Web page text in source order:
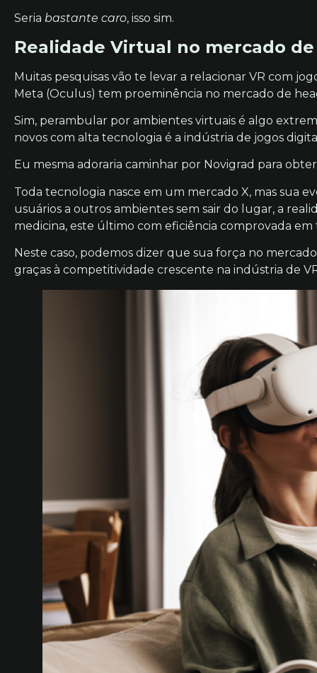
Seria bastante caro, isso sim.
Realidade Virtual no mercado
Muitas pesquisas vão te levar a relacionar VR com
Meta (Oculus) tem proeminência no mercado de
Sim, perambular por ambientes virtuais é algo
novos com alta tecnologia é a indústria de jogos
Eu mesma adoraria caminhar por Novigrad para
Toda tecnologia nasce em um mercado X, mas sua
usuários a outros ambientes sem sair do lugar, a
medicina, este último com eficiência comprovada
Neste caso, podemos dizer que sua força no
graças à competitividade crescente na indústria de